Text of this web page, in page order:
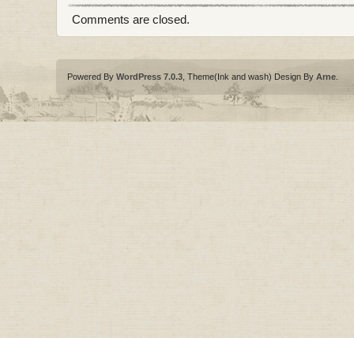
Comments are closed.
Powered By WordPress 7.0.3 , Theme(Ink and wash) Design By Arne